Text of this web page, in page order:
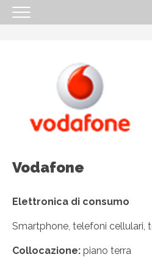
IL CENTRO
ORARI
COME RAGGIUNGERCI
NEGOZI
Vodafone
Elettronica di consumo
Smartphone, telefoni cellulari,
Collocazione: piano terra